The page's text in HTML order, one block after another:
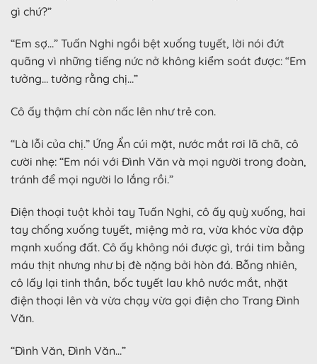
gì chứ?”
“Em sợ…” Tuấn Nghi ngồi bệt xuống tuyết, lời nói đứt
quãng vì những tiếng nức nở không kiểm soát được: “Em
tưởng… tưởng rằng chị…”
Cô ấy thậm chí còn nấc lên như trẻ con.
“Là lỗi của chị.” Ứng Ẩn cúi mặt, nước mắt rơi lã chã, cô
cười nhẹ: “Em nói với Đình Văn và mọi người trong đoàn,
tránh để mọi người lo lắng rồi.”
Điện thoại tuột khỏi tay Tuấn Nghi, cô ấy quỳ xuống, hai
tay chống xuống tuyết, miệng mở ra, vừa khóc vừa đập
mạnh xuống đất. Cô ấy không nói được gì, trái tim bằng
máu thịt nhưng như bị đè nặng bởi hòn đá. Bỗng nhiên,
cô lấy lại tinh thần, bốc tuyết lau khô nước mắt, nhặt
điện thoại lên và vừa chạy vừa gọi điện cho Trang Đình
Văn.
“Đình Văn, Đình Văn…”